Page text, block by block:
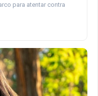
para atentar contra